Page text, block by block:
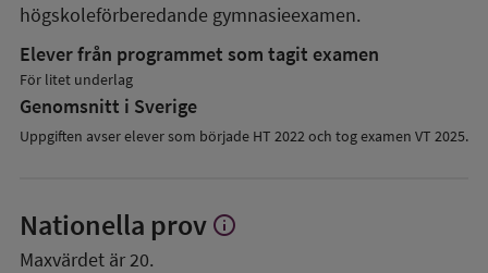
högskoleförberedande gymnasieexamen.
Elever från programmet som tagit examen
För litet underlag
Genomsnitt i Sverige
Uppgiften avser elever som började HT 2022 och tog examen VT 2025.
Nationella prov Visa
info
Maxvärdet är 20.